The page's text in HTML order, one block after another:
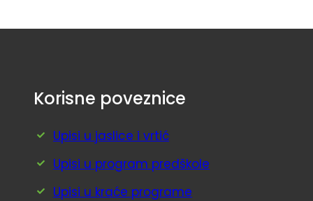
Korisne poveznice
Upisi u jaslice i vrtić
Upisi u program predškole
Upisi u kraće programe